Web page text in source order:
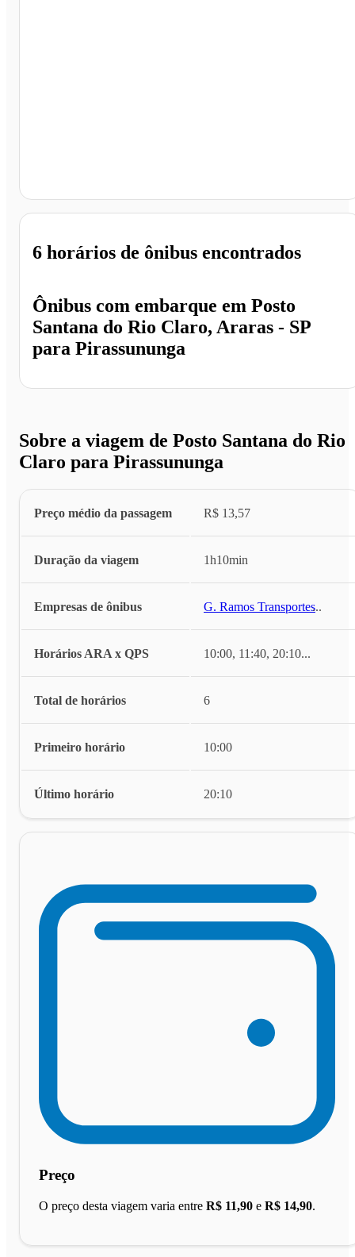
Ônibus com embarque em Posto
Santana do Rio Claro, Araras - SP
para Pirassununga
6 horários de ônibus encontrados
Sobre a viagem de Posto Santana do Rio
Claro para Pirassununga
Preço médio da passagem R$ 13,57
Duração da viagem 1h10min
Empresas de ônibus G. Ramos Transportes...
Horários ARA x QPS 10:00, 11:40, 20:10...
Total de horários 6
Primeiro horário 10:00
Último horário 20:10
Preço
O preço desta viagem varia entre R$ 11,90 e R$ 14,90.